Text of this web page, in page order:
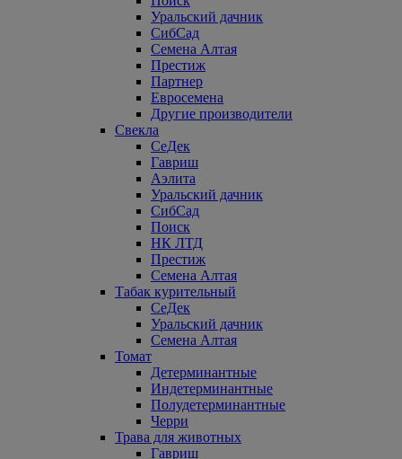
Уральский дачник
СибСад
Семена Алтая
Престиж
Партнер
Евросемена
Другие производители
Свекла
СеДек
Гавриш
Аэлита
Уральский дачник
СибСад
Поиск
НК ЛТД
Престиж
Семена Алтая
Табак курительный
СеДек
Уральский дачник
Семена Алтая
Томат
Детерминантные
Индетерминантные
Полудетерминантные
Черри
Трава для животных
Гавриш